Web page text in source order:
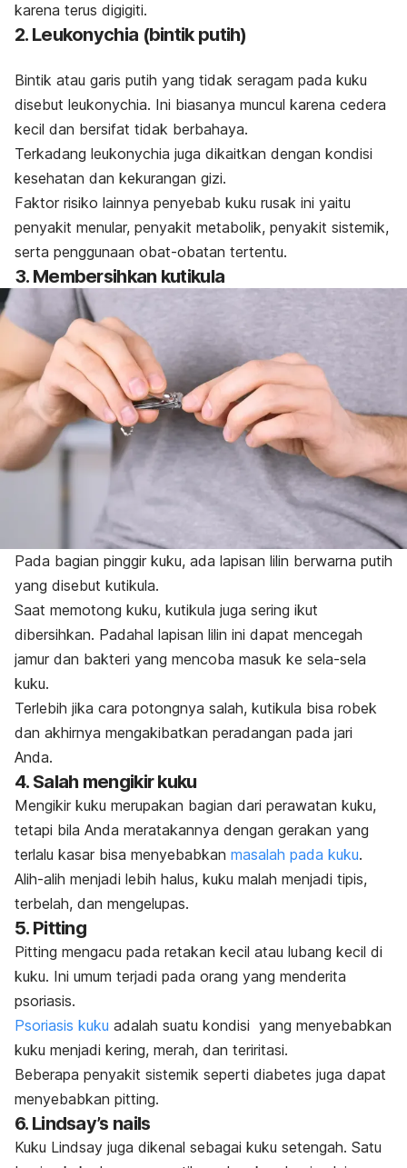
karena terus digigiti.
2. Leukonychia (bintik putih)
Bintik atau garis putih yang tidak seragam pada kuku
disebut leukonychia. Ini biasanya muncul karena cedera
kecil dan bersifat tidak berbahaya.
Terkadang leukonychia juga dikaitkan dengan kondisi
kesehatan dan kekurangan gizi.
Faktor risiko lainnya penyebab kuku rusak ini yaitu
penyakit menular, penyakit metabolik, penyakit sistemik,
serta penggunaan obat-obatan tertentu.
3. Membersihkan kutikula
Pada bagian pinggir kuku, ada lapisan lilin berwarna putih
yang disebut kutikula.
Saat memotong kuku, kutikula juga sering ikut
dibersihkan. Padahal lapisan lilin ini dapat mencegah
jamur dan bakteri yang mencoba masuk ke sela-sela
kuku.
Terlebih jika cara potongnya salah, kutikula bisa robek
dan akhirnya mengakibatkan peradangan pada jari
Anda.
4. Salah mengikir kuku
Mengikir kuku merupakan bagian dari perawatan kuku,
tetapi bila Anda meratakannya dengan gerakan yang
terlalu kasar bisa menyebabkan masalah pada kuku.
Alih-alih menjadi lebih halus, kuku malah menjadi tipis,
terbelah, dan mengelupas.
5. Pitting
Pitting mengacu pada retakan kecil atau lubang kecil di
kuku. Ini umum terjadi pada orang yang menderita
psoriasis.
Psoriasis kuku adalah suatu kondisi yang menyebabkan
kuku menjadi kering, merah, dan teriritasi.
Beberapa penyakit sistemik seperti diabetes juga dapat
menyebabkan pitting.
6. Lindsay’s nails
Kuku Lindsay juga dikenal sebagai kuku setengah. Satu